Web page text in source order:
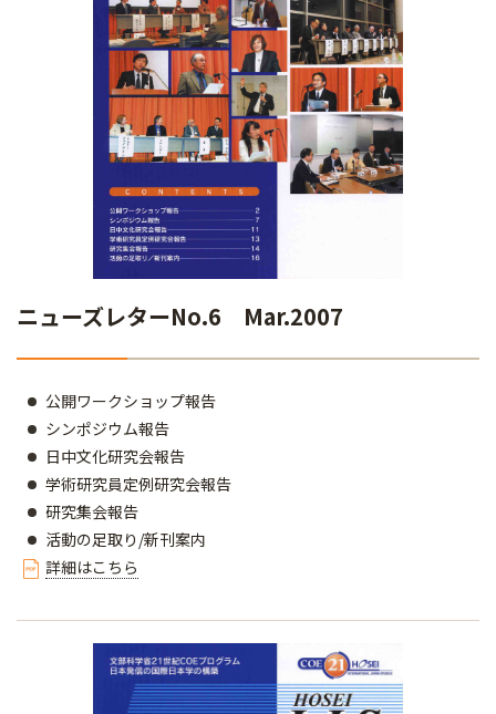
ニューズレターNo.6 Mar.2007
公開ワークショップ報告
シンポジウム報告
日中文化研究会報告
学術研究員定例研究会報告
研究集会報告
活動の足取り/新刊案内
詳細はこちら